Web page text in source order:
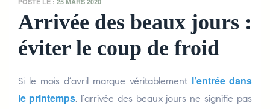
Arrivée des beaux jours :
éviter le coup de froid
Si le mois d’avril marque véritablement l’entrée dans
le printemps, l’arrivée des beaux jours ne signifie pas